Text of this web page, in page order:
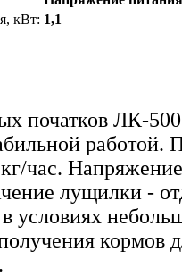
кВт: 1,1
початков ЛК-
работой.
час.
лущилки -
условиях
кормов